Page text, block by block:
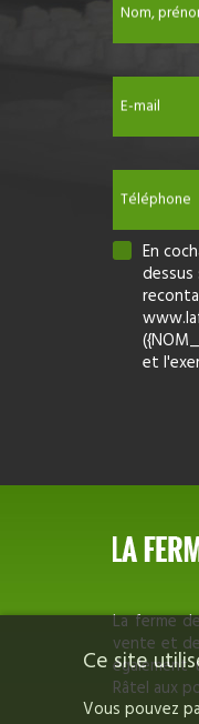
Nom,
E-mail
Téléphone
En
et
La ferme
vente et
Râtel aux
Ce site
Vous pouvez